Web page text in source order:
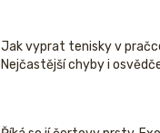
Jak vyprat tenisky v
Nejčastější chyby i